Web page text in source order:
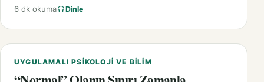
6 dk okuma Dinle
UYGULAMALI PSIKOLOJI VE BILIM